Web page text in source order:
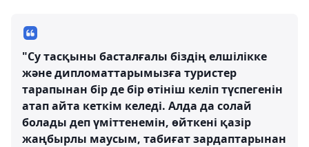
"Су тасқыны басталғалы біздің елшілікке
және дипломаттарымызға туристер
тарапынан бір де бір өтініш келіп түспегенін
атап айта кеткім келеді. Алда да солай
болады деп үміттенемін, өйткені қазір
жаңбырлы маусым, табиғат зардаптарынан